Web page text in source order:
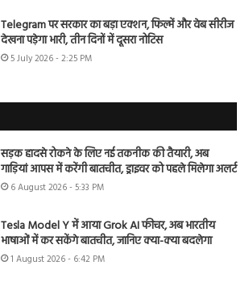
Telegram पर सरकार का बड़ा एक्शन, फिल्में और वेब सीरीज
देखना पड़ेगा भारी, तीन दिनों में दूसरा नोटिस
5 July 2026 - 2:25 PM
सड़क हादसे रोकने के लिए नई तकनीक की तैयारी, अब
गाड़ियां आपस में करेंगी बातचीत, ड्राइवर को पहले मिलेगा अलर्ट
6 August 2026 - 5:33 PM
Tesla Model Y में आया Grok AI फीचर, अब भारतीय
भाषाओं में कर सकेंगे बातचीत, जानिए क्या-क्या बदलेगा
1 August 2026 - 6:42 PM